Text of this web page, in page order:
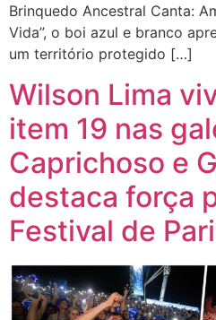
Brinquedo Ancestral Canta:
Vida”, o boi azul e branco
um território protegido […]
Wilson Lima
item 19 nas
Caprichoso e
destaca força
Festival de